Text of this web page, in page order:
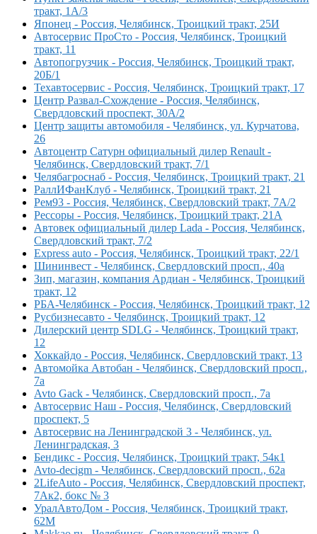
тракт, 1А/3
Японец - Россия, Челябинск, Троицкий тракт, 25И
Автосервис ПроСто - Россия, Челябинск, Троицкий
тракт, 11
Автопогрузчик - Россия, Челябинск, Троицкий тракт,
20Б/1
Техавтосервис - Россия, Челябинск, Троицкий тракт, 17
Центр Развал-Схождение - Россия, Челябинск,
Свердловский проспект, 30А/2
Центр защиты автомобиля - Челябинск, ул. Курчатова,
26
Автоцентр Сатурн официальный дилер Renault -
Челябинск, Свердловский тракт, 7/1
Челябагроснаб - Россия, Челябинск, Троицкий тракт, 21
РаллИФанКлуб - Челябинск, Троицкий тракт, 21
Рем93 - Россия, Челябинск, Свердловский тракт, 7А/2
Рессоры - Россия, Челябинск, Троицкий тракт, 21А
Автовек официальный дилер Lada - Россия, Челябинск,
Свердловский тракт, 7/2
Express auto - Россия, Челябинск, Троицкий тракт, 22/1
Шининвест - Челябинск, Свердловский просп., 40а
Зип, магазин, компания Ардиан - Челябинск, Троицкий
тракт, 12
РБА-Челябинск - Россия, Челябинск, Троицкий тракт, 12
Русбизнесавто - Челябинск, Троицкий тракт, 12
Дилерский центр SDLG - Челябинск, Троицкий тракт,
12
Хоккайдо - Россия, Челябинск, Свердловский тракт, 13
Автомойка Автобан - Челябинск, Свердловский просп.,
7а
Avto Gack - Челябинск, Свердловский просп., 7а
Автосервис Наш - Россия, Челябинск, Свердловский
проспект, 5
Автосервис на Ленинградской 3 - Челябинск, ул.
Ленинградская, 3
Бендикс - Россия, Челябинск, Троицкий тракт, 54к1
Avto-decigm - Челябинск, Свердловский просп., 62а
2LifeAuto - Россия, Челябинск, Свердловский проспект,
7Ак2, бокс № 3
УралАвтоДом - Россия, Челябинск, Троицкий тракт,
62М